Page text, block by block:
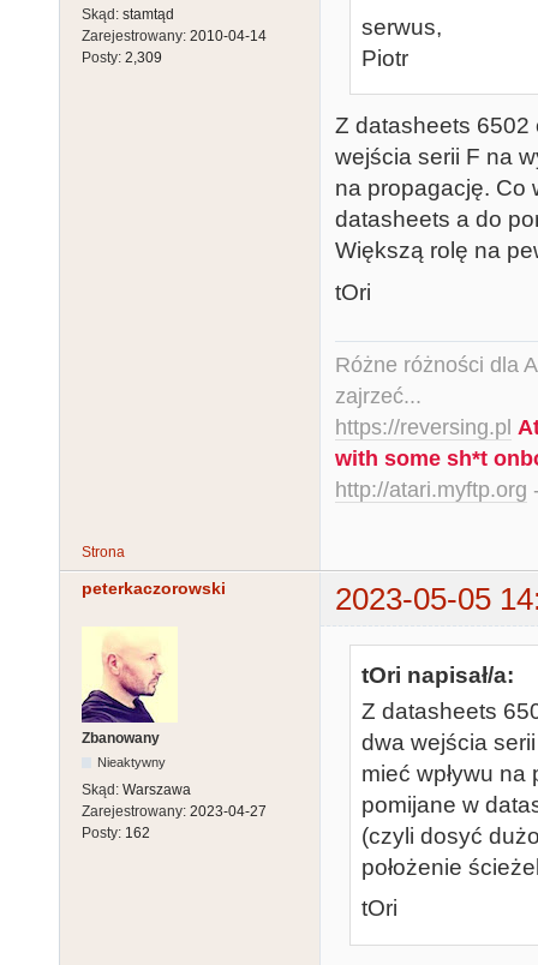
Skąd: stamtąd
Zarejestrowany: 2010-04-14
Posty: 2,309
serwus,
Piotr
Z datasheets 6502
wejścia serii F na
na propagację. Co
datasheets a do
Większą rolę na
tOri
Różne różności dla
zajrzeć...
https://reversing.pl
with some sh*t
http://atari.myftp.org
Strona
peterkaczorowski 2023-05-05
Zbanowany
Nieaktywny
Skąd: Warszawa
Zarejestrowany: 2023-04-27
Posty: 162
tOri napisał/a:
Z datasheets
dwa wejścia
mieć wpływu
pomijane w
(czyli dosyć
położenie
tOri